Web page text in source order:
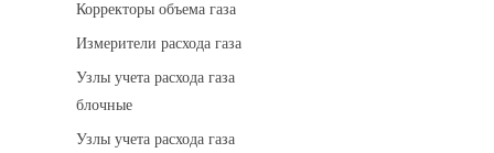
Корректоры объема газа
Измерители расхода газа
Узлы учета расхода газа
блочные
Узлы учета расхода газа